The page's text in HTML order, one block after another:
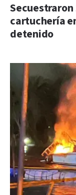
cartuchería
detenido